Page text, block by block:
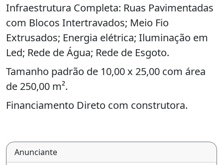
Infraestrutura Completa: Ruas Pavimentadas
com Blocos Intertravados; Meio Fio
Extrusados; Energia elétrica; Iluminação em
Led; Rede de Água; Rede de Esgoto.
Tamanho padrão de 10,00 x 25,00 com área
de 250,00 m².
Financiamento Direto com construtora.
Saldo em até 120 parcelas a partir de R$
686,51.
Anunciante